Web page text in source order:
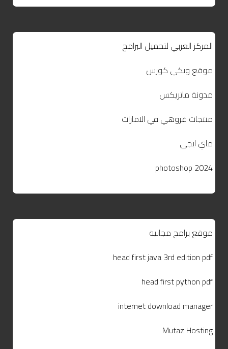
المركز العربي لتحميل البرامج
موقع ويكي كورس
مدونة ماتريكس
منتجات غروهي في الامارات
ماي ايجي
photoshop 2024
موقع برامج مجانية
head first java 3rd edition pdf
head first python pdf
internet download manager
Mutaz Hosting